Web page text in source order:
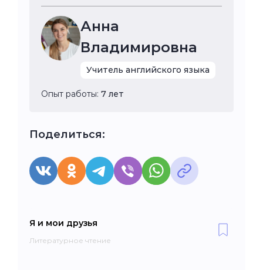
Анна
Владимировна
Учитель английского языка
Опыт работы: 7 лет
Поделиться:
Я и мои друзья
Литературное чтение